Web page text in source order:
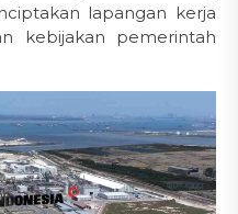
lapangan kerja
kebijakan pemerintah